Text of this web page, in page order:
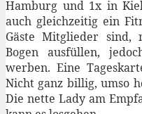
Hamburg und 1x in
auch gleichzeitig ein
Gäste Mitglieder
Bogen ausfüllen,
werben. Eine
Nicht ganz billig, umso
Die nette Lady am